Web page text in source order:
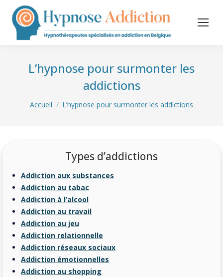
L’hypnose pour surmonter les
addictions
Vous êtes ici :
Accueil L’hypnose pour surmonter les addictions
Types d’addictions
Addiction aux substances
Addiction au tabac
Addiction à l’alcool
Addiction au travail
Addiction au jeu
Addiction relationnelle
Addiction réseaux sociaux
Addiction émotionnelles
Addiction au shopping